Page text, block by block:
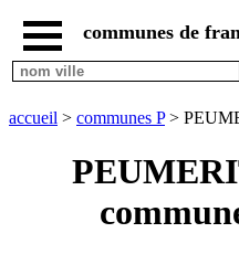
accueil
communes
regions
communes de
accueil > communes P>